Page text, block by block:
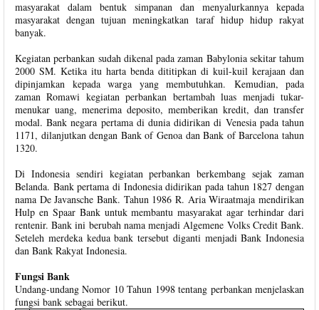
masyarakat dalam bentuk simpanan dan menyalurkannya kepada
masyarakat dengan tujuan meningkatkan taraf hidup hidup rakyat
banyak.
Kegiatan perbankan sudah dikenal pada zaman Babylonia sekitar tahum
2000 SM. Ketika itu harta benda dititipkan di kuil-kuil kerajaan dan
dipinjamkan kepada warga yang membutuhkan. Kemudian, pada
zaman Romawi kegiatan perbankan bertambah luas menjadi tukar-
menukar uang, menerima deposito, memberikan kredit, dan transfer
modal. Bank negara pertama di dunia didirikan di Venesia pada tahun
1171, dilanjutkan dengan Bank of Genoa dan Bank of Barcelona tahun
1320.
Di Indonesia sendiri kegiatan perbankan berkembang sejak zaman
Belanda. Bank pertama di Indonesia didirikan pada tahun 1827 dengan
nama De Javansche Bank. Tahun 1986 R. Aria Wiraatmaja mendirikan
Hulp en Spaar Bank untuk membantu masyarakat agar terhindar dari
rentenir. Bank ini berubah nama menjadi Algemene Volks Credit Bank.
Seteleh merdeka kedua bank tersebut diganti menjadi Bank Indonesia
dan Bank Rakyat Indonesia.
Fungsi Bank
Undang-undang Nomor 10 Tahun 1998 tentang perbankan menjelaskan
fungsi bank sebagai berikut.